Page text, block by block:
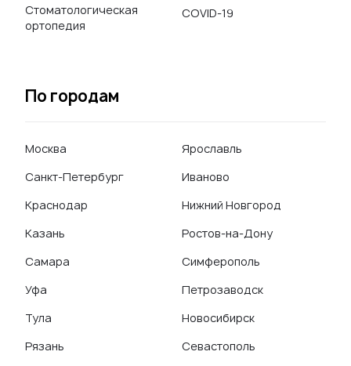
Стоматологическая
ортопедия
COVID-19
По городам
Москва
Санкт-Петербург
Краснодар
Казань
Самара
Уфа
Тула
Рязань
Ярославль
Иваново
Нижний Новгород
Ростов-на-Дону
Симферополь
Петрозаводск
Новосибирск
Севастополь